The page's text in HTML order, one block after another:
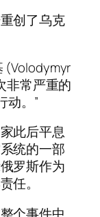
创了乌克
(Volodymyr
非常严重的
动。”
此后平息
统的一部
罗斯作为
任。